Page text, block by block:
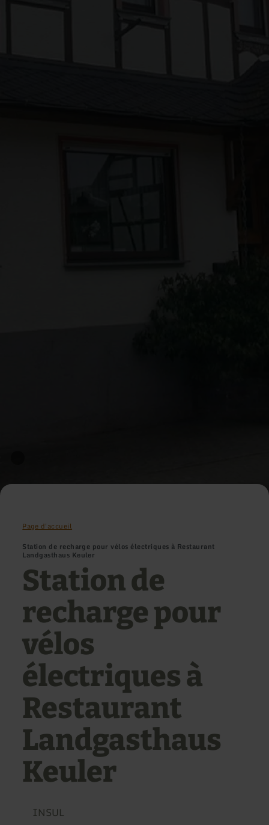
Page d'accueil
Station de recharge pour vélos électriques à Restaurant
Landgasthaus Keuler
Station de
recharge pour
vélos
électriques à
Restaurant
Landgasthaus
Keuler
INSUL